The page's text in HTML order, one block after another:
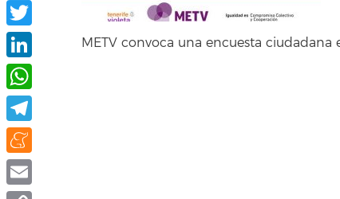
METV convoca una encuesta
Facebook
Twitter
LinkedIn
WhatsApp
Telegram
Meneame